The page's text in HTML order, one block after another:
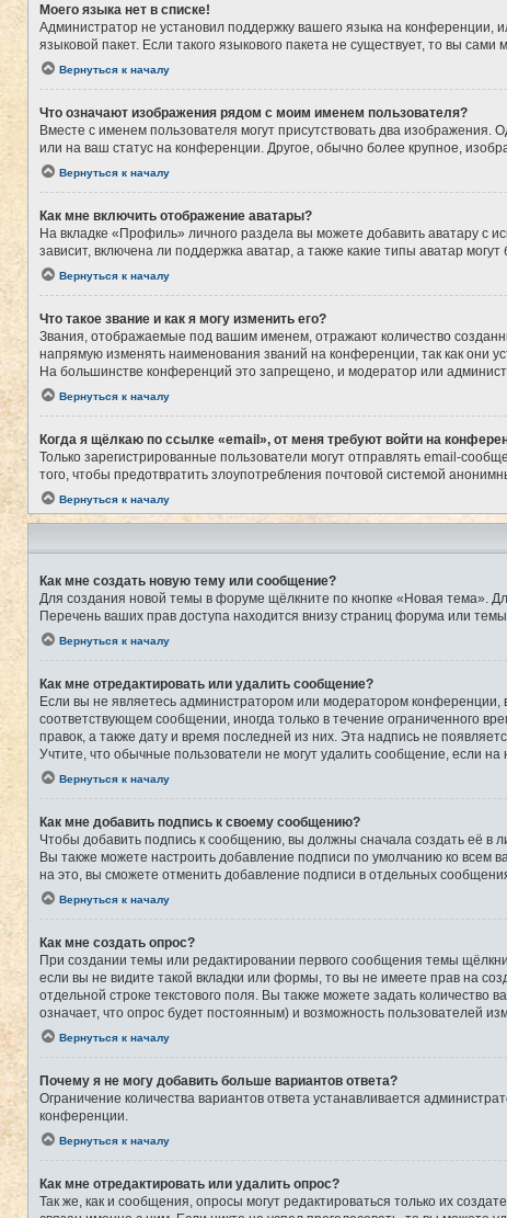
Моего языка нет в списке!
Администратор не установил поддержку вашего языка на конференции,
языковой пакет. Если такого языкового пакета не существует, то вы
Вернуться к началу
Что означают изображения рядом с моим именем пользователя?
Вместе с именем пользователя могут присутствовать два изображения.
или на ваш статус на конференции. Другое, обычно более крупное,
Вернуться к началу
Как мне включить отображение аватары?
На вкладке «Профиль» личного раздела вы можете добавить аватару с
зависит, включена ли поддержка аватар, а также какие типы аватар
Вернуться к началу
Что такое звание и как я могу изменить его?
Звания, отображаемые под вашим именем, отражают количество
напрямую изменять наименования званий на конференции, так как они
На большинстве конференций это запрещено, и модератор или
Вернуться к началу
Когда я щёлкаю по ссылке «email», от меня требуют войти на
Только зарегистрированные пользователи могут отправлять email-
того, чтобы предотвратить злоупотребления почтовой системой
Вернуться к началу
Как мне создать новую тему или сообщение?
Для создания новой темы в форуме щёлкните по кнопке «Новая тема».
Перечень ваших прав доступа находится внизу страниц форума или
Вернуться к началу
Как мне отредактировать или удалить сообщение?
Если вы не являетесь администратором или модератором
соответствующем сообщении, иногда только в течение ограниченного
правок, а также дату и время последней из них. Эта надпись не
Учтите, что обычные пользователи не могут удалить сообщение, если на
Вернуться к началу
Как мне добавить подпись к своему сообщению?
Чтобы добавить подпись к сообщению, вы должны сначала создать её в
Вы также можете настроить добавление подписи по умолчанию ко
на это, вы сможете отменить добавление подписи в отдельных
Вернуться к началу
Как мне создать опрос?
При создании темы или редактировании первого сообщения темы
если вы не видите такой вкладки или формы, то вы не имеете прав на
отдельной строке текстового поля. Вы также можете задать
означает, что опрос будет постоянным) и возможность пользователей
Вернуться к началу
Почему я не могу добавить больше вариантов ответа?
Ограничение количества вариантов ответа устанавливается
конференции.
Вернуться к началу
Как мне отредактировать или удалить опрос?
Так же, как и сообщения, опросы могут редактироваться только их